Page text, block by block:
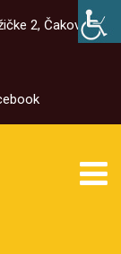
2, Čakovec